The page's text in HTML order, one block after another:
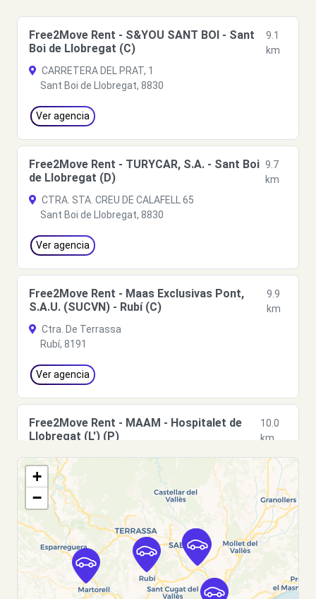
Free2Move Rent - S&YOU SANT BOI - Sant
Boi de Llobregat (C)
9.1
km
CARRETERA DEL PRAT, 1
Sant Boi de Llobregat, 8830
Ver agencia
Free2Move Rent - TURYCAR, S.A. - Sant Boi
de Llobregat (D)
9.7
km
CTRA. STA. CREU DE CALAFELL 65
Sant Boi de Llobregat, 8830
Ver agencia
Free2Move Rent - Maas Exclusivas Pont,
S.A.U. (SUCVN) - Rubí (C)
9.9
km
Ctra. De Terrassa
Rubí, 8191
Ver agencia
Free2Move Rent - MAAM - Hospitalet de
Llobregat (L') (P)
10.0
km
Cromo, 27
Hospitalet de Llobregat (L'), 8907
Ver agencia
Free2Move Rent - J. P. CARRION, S.L. -
Hospitalet de Llobregat (L') (C)
TRAVESÍA INDUSTRIAL, 81
+
−